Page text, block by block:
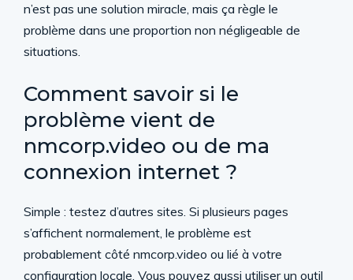
n’est pas une solution miracle, mais ça règle le
problème dans une proportion non négligeable de
situations.
Comment savoir si le
problème vient de
nmcorp.video ou de ma
connexion internet ?
Simple : testez d’autres sites. Si plusieurs pages
s’affichent normalement, le problème est
probablement côté nmcorp.video ou lié à votre
configuration locale. Vous pouvez aussi utiliser un outil